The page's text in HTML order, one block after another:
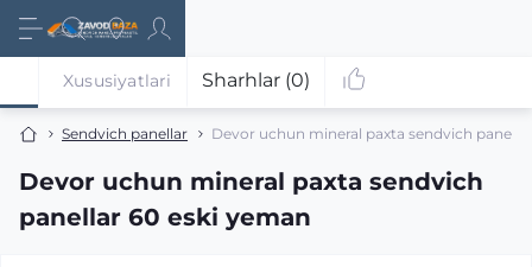
Sendvich panellar Devor uchun mineral paxta sendvich
Devor uchun mineral paxta sendvich
panellar 60 eski yeman
Xususiyatlari Sharhlar (0)